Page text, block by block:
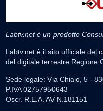
Labtv.net è un prodotto
Labtv.net è il sito ufficiale del
del digitale terrestre Regione
Sede legale: Via Chiaio, 5 -
P.IVA 02757950643
Oscr. R.E.A. AV N.181151